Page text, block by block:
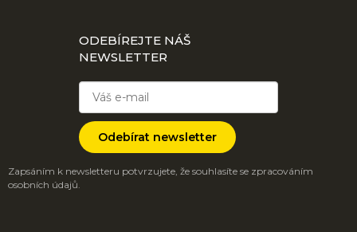
ODEBÍREJTE NÁŠ
NEWSLETTER
Odebírat newsletter
Zapsáním k newsletteru potvrzujete, že souhlasíte se zpracováním
osobních údajů.